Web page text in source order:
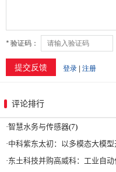
评论排行
·智慧水务与传感器(7)
·中科紫东太初：以多模态大模
·东土科技并购高威科：工业自